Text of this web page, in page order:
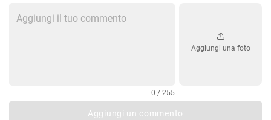
0 / 255
Aggiungi una foto
Aggiungi un commento